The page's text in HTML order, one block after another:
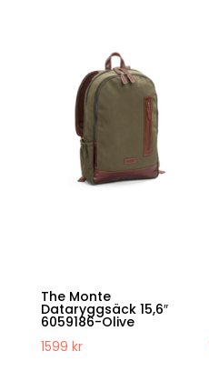
999 kr.749 kr.
The Monte
Dataryggsäck 15,6″
6059186-Olive
1599 kr